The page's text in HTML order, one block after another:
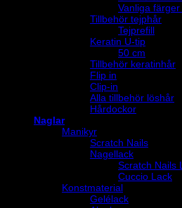
Vanliga
Tillbehör tejphår
Tejprefill
Keratin U-tip
50 cm
Tillbehör keratinhår
Flip in
Clip-in
Alla tillbehör löshår
Hårdockor
Naglar
Manikyr
Scratch Nails
Nagellack
Scratch Nails
Cuccio Lack
Konstmaterial
Gelélack